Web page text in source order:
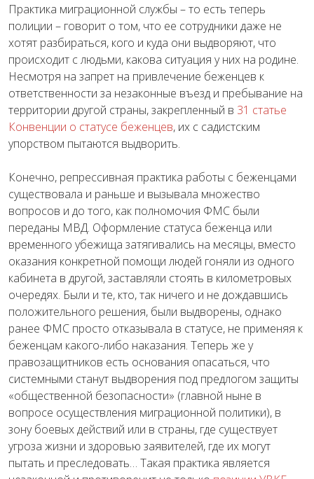
Практика миграционной службы – то есть теперь
полиции – говорит о том, что ее сотрудники даже не
хотят разбираться, кого и куда они выдворяют, что
происходит с людьми, какова ситуация у них на родине.
Несмотря на запрет на привлечение беженцев к
ответственности за незаконные въезд и пребывание на
территории другой страны, закрепленный в 31 статье
Конвенции о статусе беженцев, их с садистским
упорством пытаются выдворить.
Конечно, репрессивная практика работы с беженцами
существовала и раньше и вызывала множество
вопросов и до того, как полномочия ФМС были
переданы МВД. Оформление статуса беженца или
временного убежища затягивались на месяцы, вместо
оказания конкретной помощи людей гоняли из одного
кабинета в другой, заставляли стоять в километровых
очередях. Были и те, кто, так ничего и не дождавшись
положительного решения, были выдворены, однако
ранее ФМС просто отказывала в статусе, не применяя к
беженцам какого-либо наказания. Теперь же у
правозащитников есть основания опасаться, что
системными станут выдворения под предлогом защиты
«общественной безопасности» (главной ныне в
вопросе осуществления миграционной политики), в
зону боевых действий или в страны, где существует
угроза жизни и здоровью заявителей, где их могут
пытать и преследовать… Такая практика является